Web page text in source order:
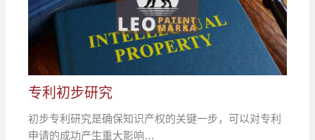
专利初步研究
初步专利研究是确保知识产权的关键一步，可以对专利
申请的成功产生重大影响…